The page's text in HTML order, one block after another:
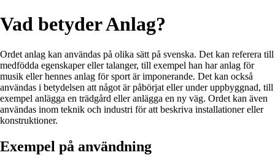
Vad betyder Anlag?
Ordet anlag kan användas på olika sätt på svenska. Det kan referera till
medfödda egenskaper eller talanger, till exempel han har anlag för
musik eller hennes anlag för sport är imponerande. Det kan också
användas i betydelsen att något är påbörjat eller under uppbyggnad, till
exempel anlägga en trädgård eller anlägga en ny väg. Ordet kan även
användas inom teknik och industri för att beskriva installationer eller
konstruktioner.
Exempel på användning